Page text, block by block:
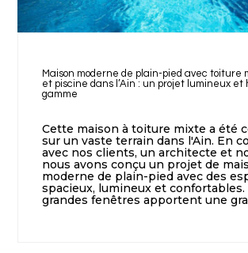
Maison moderne de plain-pied avec toiture
et piscine dans l’Ain : un projet lumineux et
gamme
Cette maison à toiture mixte a été
sur un vaste terrain dans l'Ain. En
avec nos clients, un architecte et
nous avons conçu un projet de
moderne de plain-pied avec des
spacieux, lumineux et confortables.
grandes fenêtres apportent une